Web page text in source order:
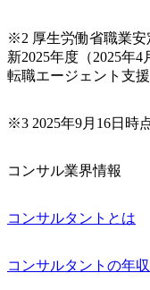
※2 厚生労働省職業安
新2025年度（2025年
転職エージェント支
※3 2025年9月16日時
コンサル業界情報
コンサルタントとは
コンサルタントの年収